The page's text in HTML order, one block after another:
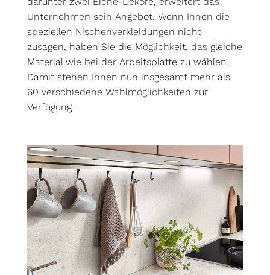
Unternehmen sein Angebot. Wenn Ihnen die
speziellen Nischenverkleidungen nicht
zusagen, haben Sie die Möglichkeit, das gleiche
Material wie bei der Arbeitsplatte zu wählen.
Damit stehen Ihnen nun insgesamt mehr als
60 verschiedene Wahlmöglichkeiten zur
Verfügung.